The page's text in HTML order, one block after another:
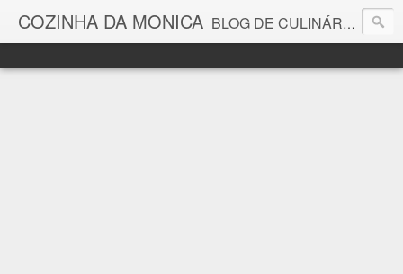
COZINHA DA MONICA BLOG DE CULINÁRIA E GASTRONOMIA COM RECEITAS, DICAS, CURIOSIDADES GASTRONÔMICAS E MUITO MAIS.